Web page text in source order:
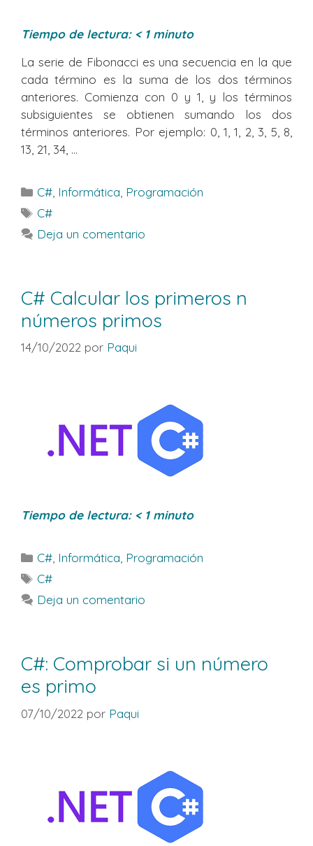
Tiempo de lectura: < 1 minuto
La serie de Fibonacci es una secuencia en la que
cada término es la suma de los dos términos
anteriores. Comienza con 0 y 1, y los términos
subsiguientes se obtienen sumando los dos
términos anteriores. Por ejemplo: 0, 1, 1, 2, 3, 5, 8,
13, 21, 34, ...
Categorías
C# Informática Programación
Etiquetas
C#
Deja un comentario
C# Calcular los primeros n
números primos
14/10/2022 por Paqui
Tiempo de lectura: < 1 minuto
Categorías
C#, Informática, Programación
Etiquetas
C#
Deja un comentario
C#: Comprobar si un número
es primo
07/10/2022 por Paqui